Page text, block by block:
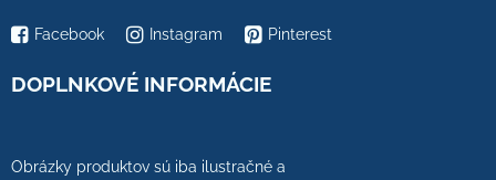
Facebook Instagram Pinterest
DOPLNKOVÉ INFORMÁCIE
Obrázky produktov sú iba ilustračné a